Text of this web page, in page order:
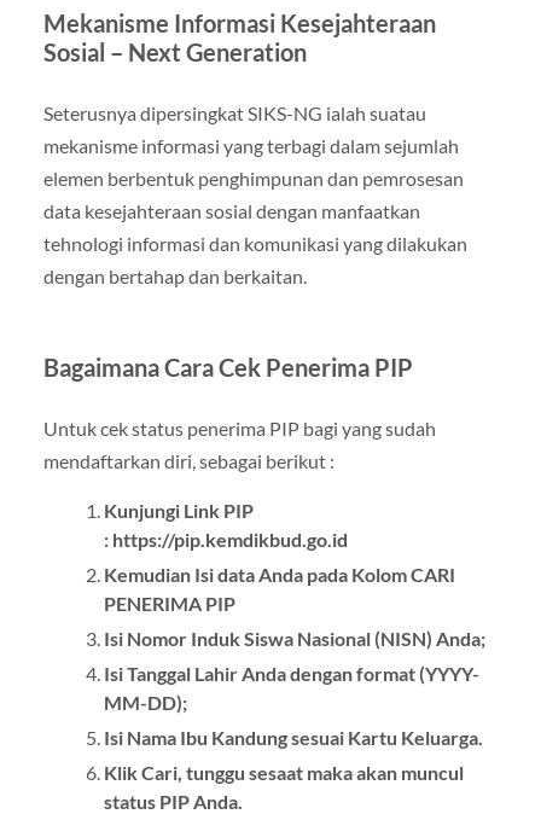
Mekanisme Informasi Kesejahteraan
Sosial – Next Generation
Seterusnya dipersingkat SIKS-NG ialah suatau
mekanisme informasi yang terbagi dalam sejumlah
elemen berbentuk penghimpunan dan pemrosesan
data kesejahteraan sosial dengan manfaatkan
tehnologi informasi dan komunikasi yang dilakukan
dengan bertahap dan berkaitan.
Bagaimana Cara Cek Penerima PIP
Untuk cek status penerima PIP bagi yang sudah
mendaftarkan diri, sebagai berikut :
Kunjungi Link PIP
: https://pip.kemdikbud.go.id
Kemudian Isi data Anda pada Kolom CARI
PENERIMA PIP
Isi Nomor Induk Siswa Nasional (NISN) Anda;
Isi Tanggal Lahir Anda dengan format (YYYY-
MM-DD);
Isi Nama Ibu Kandung sesuai Kartu Keluarga.
Klik Cari, tunggu sesaat maka akan muncul
status PIP Anda.